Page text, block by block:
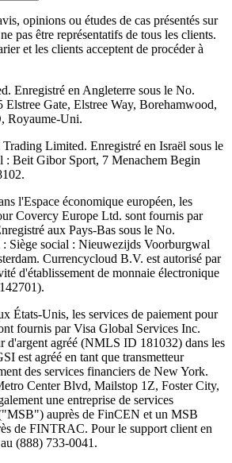
opinions ou études de cas présentés sur
pas être représentatifs de tous les clients.
et les clients acceptent de procéder à
Enregistré en Angleterre sous le No.
Elstree Gate, Elstree Way, Borehamwood,
Royaume-Uni.
Limited. Enregistré en Israël sous le
: Beit Gibor Sport, 7 Menachem Begin
l'Espace économique européen, les
Covercy Europe Ltd. sont fournis par
aux Pays-Bas sous le No.
: Siège social : Nieuwezijds Voorburgwal
Currencycloud B.V. est autorisé par
d'établissement de monnaie électronique
États-Unis, les services de paiement pour
fournis par Visa Global Services Inc.
d'argent agréé (NMLS ID 181032) dans les
est agréé en tant que transmetteur
des services financiers de New York.
Center Blvd, Mailstop 1Z, Foster City,
une entreprise de services
auprès de FinCEN et un MSB
de FINTRAC. Pour le support client en
(888) 733-0041.